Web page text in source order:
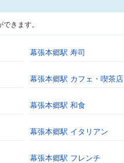
きます。
幕張本郷駅 寿司
幕張本郷駅 カフェ・喫茶店
幕張本郷駅 和食
幕張本郷駅 イタリアン
幕張本郷駅 フレンチ